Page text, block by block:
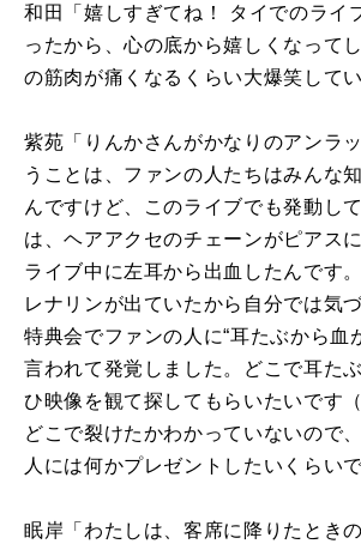
和田「嬉しすぎてね！ タイでのライ
ったから、心の底から嬉しくなって
の筋肉が痛くなるくらい大爆笑して
紫苑「りんかさんがかなりのアンラ
うことは、ファンの人たちはみんな
んですけど、このライブでも発動し
は、ヘアアクセのチェーンがピアス
ライブ中に左耳から出血したんです
レナリンが出ていたから自分では気
特典会でファンの人に“耳たぶから血
言われて発覚しました。どこで耳た
ひ映像を観て探してもらいたいです
どこで裂けたかわかっていないので
人には何かプレゼントしたいくらい
眠岸「わたしは、客席に降りたとき